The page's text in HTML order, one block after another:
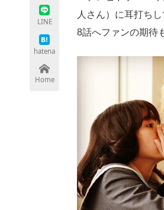
LINE
hatena
Home
人さん）に耳打ち
8話へファンの期待